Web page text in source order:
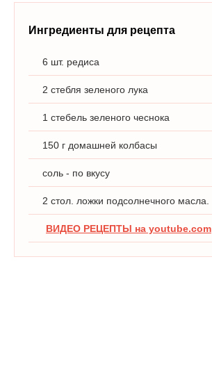
Ингредиенты для рецепта
6 шт. редиса
2 стебля зеленого лука
1 стебель зеленого чеснока
150 г домашней колбасы
соль - по вкусу
2 стол. ложки подсолнечного масла.
ВИДЕО РЕЦЕПТЫ на youtube.com